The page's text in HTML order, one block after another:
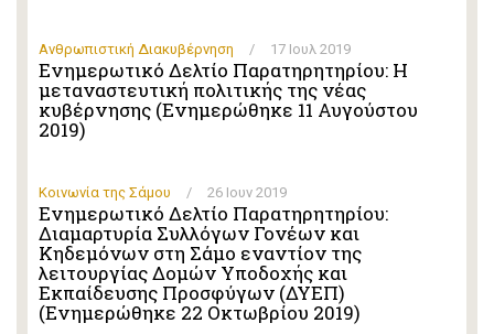
Ανθρωπιστική Διακυβέρνηση / 17 Ιουλ 2019
Ενημερωτικό Δελτίο Παρατηρητηρίου: Η
μεταναστευτική πολιτικής της νέας
κυβέρνησης (Ενημερώθηκε 11 Αυγούστου
2019)
Κοινωνία της Σάμου / 26 Ιουν 2019
Ενημερωτικό Δελτίο Παρατηρητηρίου:
Διαμαρτυρία Συλλόγων Γονέων και
Κηδεμόνων στη Σάμο εναντίον της
λειτουργίας Δομών Υποδοχής και
Εκπαίδευσης Προσφύγων (ΔΥΕΠ)
(Ενημερώθηκε 22 Οκτωβρίου 2019)